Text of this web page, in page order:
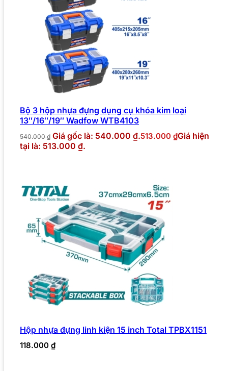
Bộ 3 hộp nhựa đựng dụng cụ khóa kim loại
13″/16″/19″ Wadfow WTB4103
540.000₫ Giá gốc là: 540.000 ₫.513.000 ₫Giá hiện
tại là: 513.000 ₫.
Hộp nhựa đựng linh kiện 15 inch Total TPBX1151
118.000 ₫